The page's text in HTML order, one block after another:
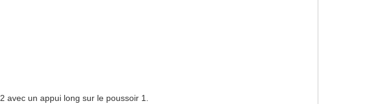
un appui long sur le poussoir 1.